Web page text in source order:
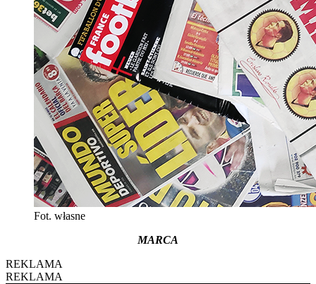
Fot. własne
MARCA
REKLAMA
REKLAMA